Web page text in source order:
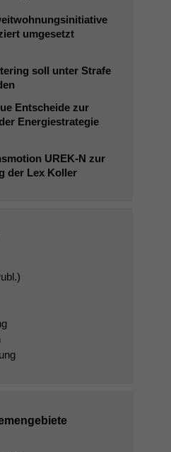
umgesetzt
soll unter Strafe
Entscheide zur
Energiestrategie
UREK‑N zur
der Lex Koller